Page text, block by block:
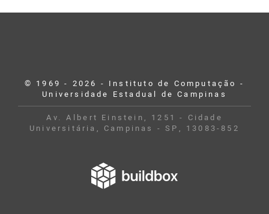
© 1969 - 2026 - Instituto de Computação -
Universidade Estadual de Campinas
Av. Albert Einstein, 1251 - Cidade
Universitária, Campinas - SP, 13083-852